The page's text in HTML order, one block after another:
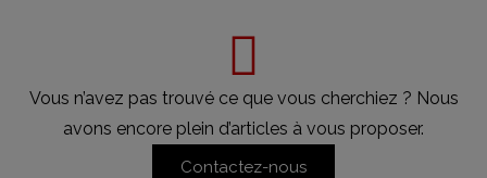
Vous n’avez pas trouvé ce que vous cherchiez ? Nous
avons encore plein d’articles à vous proposer.
Contactez-nous